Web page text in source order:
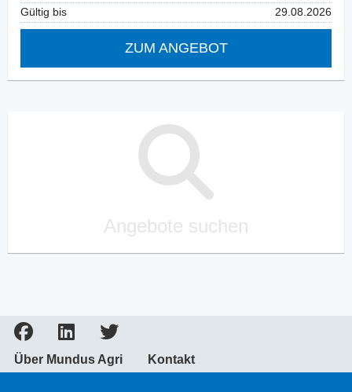
Gültig bis
29.08.2026
ZUM ANGEBOT
Angebote suchen
Über Mundus Agri Kontakt